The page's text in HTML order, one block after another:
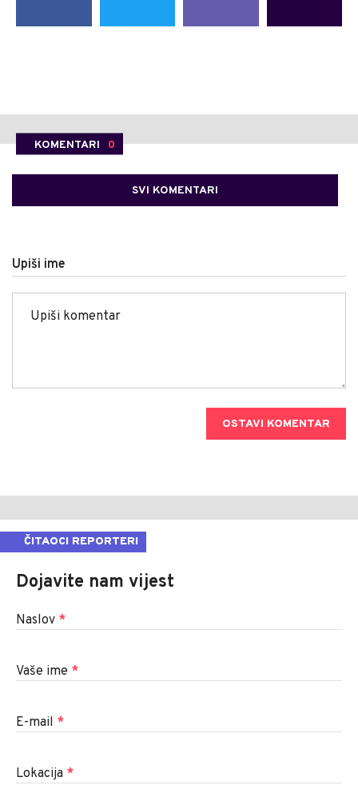
KOMENTARI 0
SVI KOMENTARI
Upiši ime
OSTAVI KOMENTAR
ČITAOCI REPORTERI
Dojavite nam vijest
Naslov *
Vaše ime *
E-mail *
Lokacija *